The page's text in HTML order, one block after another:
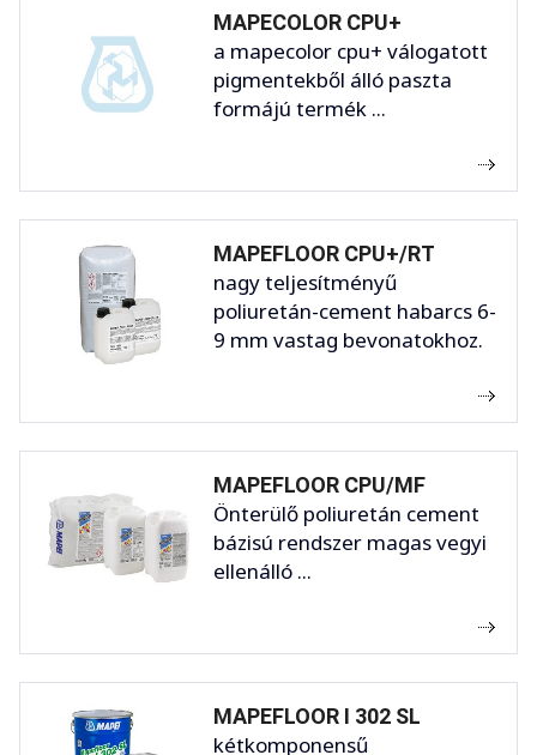
MAPECOLOR CPU+
a mapecolor cpu+ válogatott
pigmentekből álló paszta
formájú termék ...
MAPEFLOOR CPU+/RT
nagy teljesítményű
poliuretán-cement habarcs 6-
9 mm vastag bevonatokhoz.
MAPEFLOOR CPU/MF
Önterülő poliuretán cement
bázisú rendszer magas vegyi
ellenálló ...
MAPEFLOOR I 302 SL
kétkomponensű